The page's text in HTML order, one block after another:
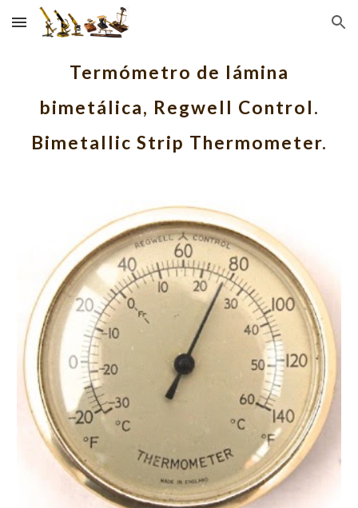
Skip to main content Skip to navigation
Termómetro de lámina
bimetálica, Regwell Control.
Bimetallic Strip Thermometer.